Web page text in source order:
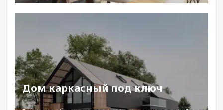
Дом каркасный под ключ